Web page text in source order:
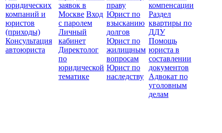
юридических
компаний и
юристов
(приходы)
Консультация
автоюриста
заявок в
Москве Вход
с паролем
Личный
кабинет
Директолог
по
юридической
тематике
праву
Юрист по
взысканию
долгов
Юрист по
жилищным
вопросам
Юрист по
наследству
компенсации
Раздел
квартиры по
ДДУ
Помощь
юриста в
составлении
документов
Адвокат по
уголовным
делам